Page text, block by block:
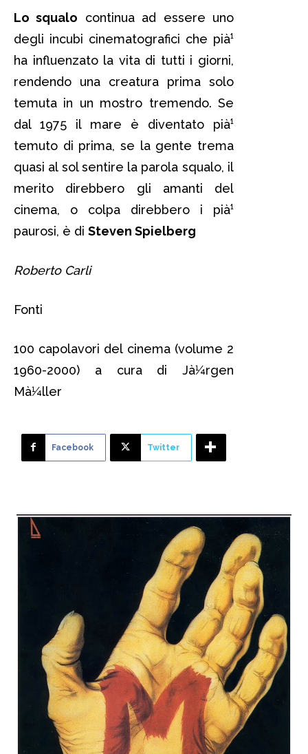
Lo squalo continua ad essere uno
degli incubi cinematografici che pià¹
ha influenzato la vita di tutti i giorni,
rendendo una creatura prima solo
temuta in un mostro tremendo. Se
dal 1975 il mare è diventato pià¹
temuto di prima, se la gente trema
quasi al sol sentire la parola squalo, il
merito direbbero gli amanti del
cinema, o colpa direbbero i pià¹
paurosi, è di Steven Spielberg
Roberto Carli
Fonti
100 capolavori del cinema (volume 2
1960-2000) a cura di Jà¼rgen
Mà¼ller
Facebook Twitter